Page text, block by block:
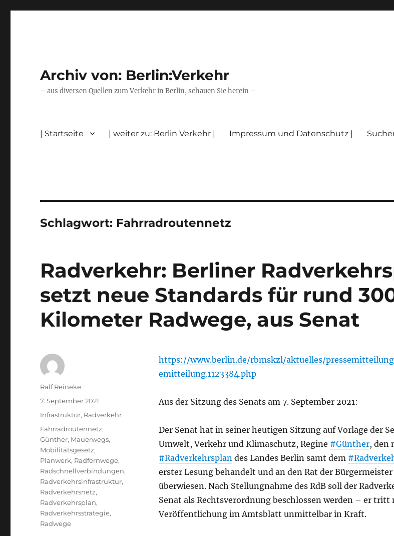
Archiv von: Berlin:Verkehr
– aus diversen Quellen zum Verkehr in Berlin, schauen Sie herein –
| Startseite | weiter zu: Berlin Verkehr | Impressum und Datenschutz |
Schlagwort: Fahrradroutennetz
Radverkehr: Berliner
setzt neue Standards für rund
Kilometer Radwege, aus Senat
https://www.berlin.de/rbmskzl/aktuelles/
emitteilung.1123384.php
Aus der Sitzung des Senats am 7. September 2021:
Der Senat hat in seiner heutigen Sitzung auf Vorlage der
Umwelt, Verkehr und Klimaschutz, Regine #Günther, den
#Radverkehrsplandes Landes Berlin samt dem
erster Lesung behandelt und an den Rat der Bürgermeister
überwiesen. Nach Stellungnahme des RdB soll der
Senat als Rechtsverordnung beschlossen werden – er tritt
Veröffentlichung im Amtsblatt unmittelbar in Kraft.
Autor
Ralf Reineke
Veröffentlicht
am
7. September 2021
Kategorien
Infrastruktur, Radverkehr
Schlagwörter
Fahrradroutennetz,
Günther, Mauerwegs,
Mobilitätsgesetz,
Planwerk, Radfernwege,
Radschnellverbindungen,
Radverkehrsinfrastruktur,
Radverkehrsnetz,
Radverkehrsplan,
Radverkehrsstrategie,
Radwege